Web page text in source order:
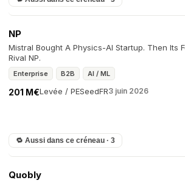
NP
Mistral Bought A Physics-AI Startup. Then Its
Rival NP.
Enterprise B2B AI / ML
Levée / PE
201 M€ SeedFR3 juin 2026
🔁 Aussi dans ce créneau · 3
Quobly